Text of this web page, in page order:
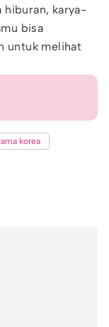
hiburan, karya-
bisa
untuk melihat
korea